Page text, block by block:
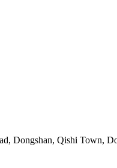
Dongshan, Qishi Town,